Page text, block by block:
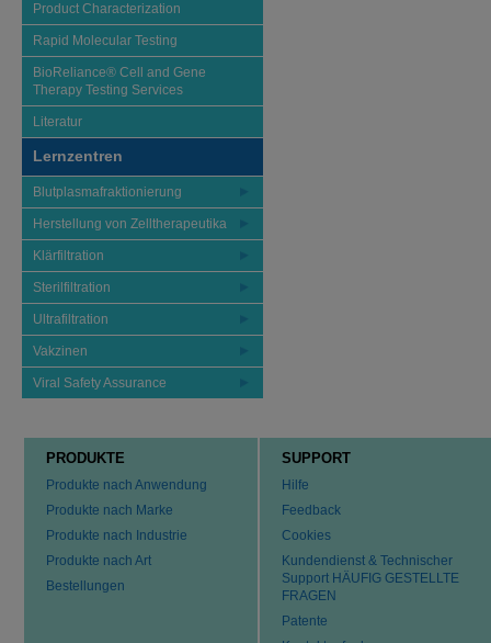
Product Characterization
Rapid Molecular Testing
BioReliance® Cell and Gene
Therapy Testing Services
Literatur
Lernzentren
Blutplasmafraktionierung
Herstellung von Zelltherapeutika
Klärfiltration
Sterilfiltration
Ultrafiltration
Vakzinen
Viral Safety Assurance
PRODUKTE
Produkte nach Anwendung
Produkte nach Marke
Produkte nach Industrie
Produkte nach Art
Bestellungen
SUPPORT
Hilfe
Feedback
Cookies
Kundendienst & Technischer
Support HÄUFIG GESTELLTE
FRAGEN
Patente